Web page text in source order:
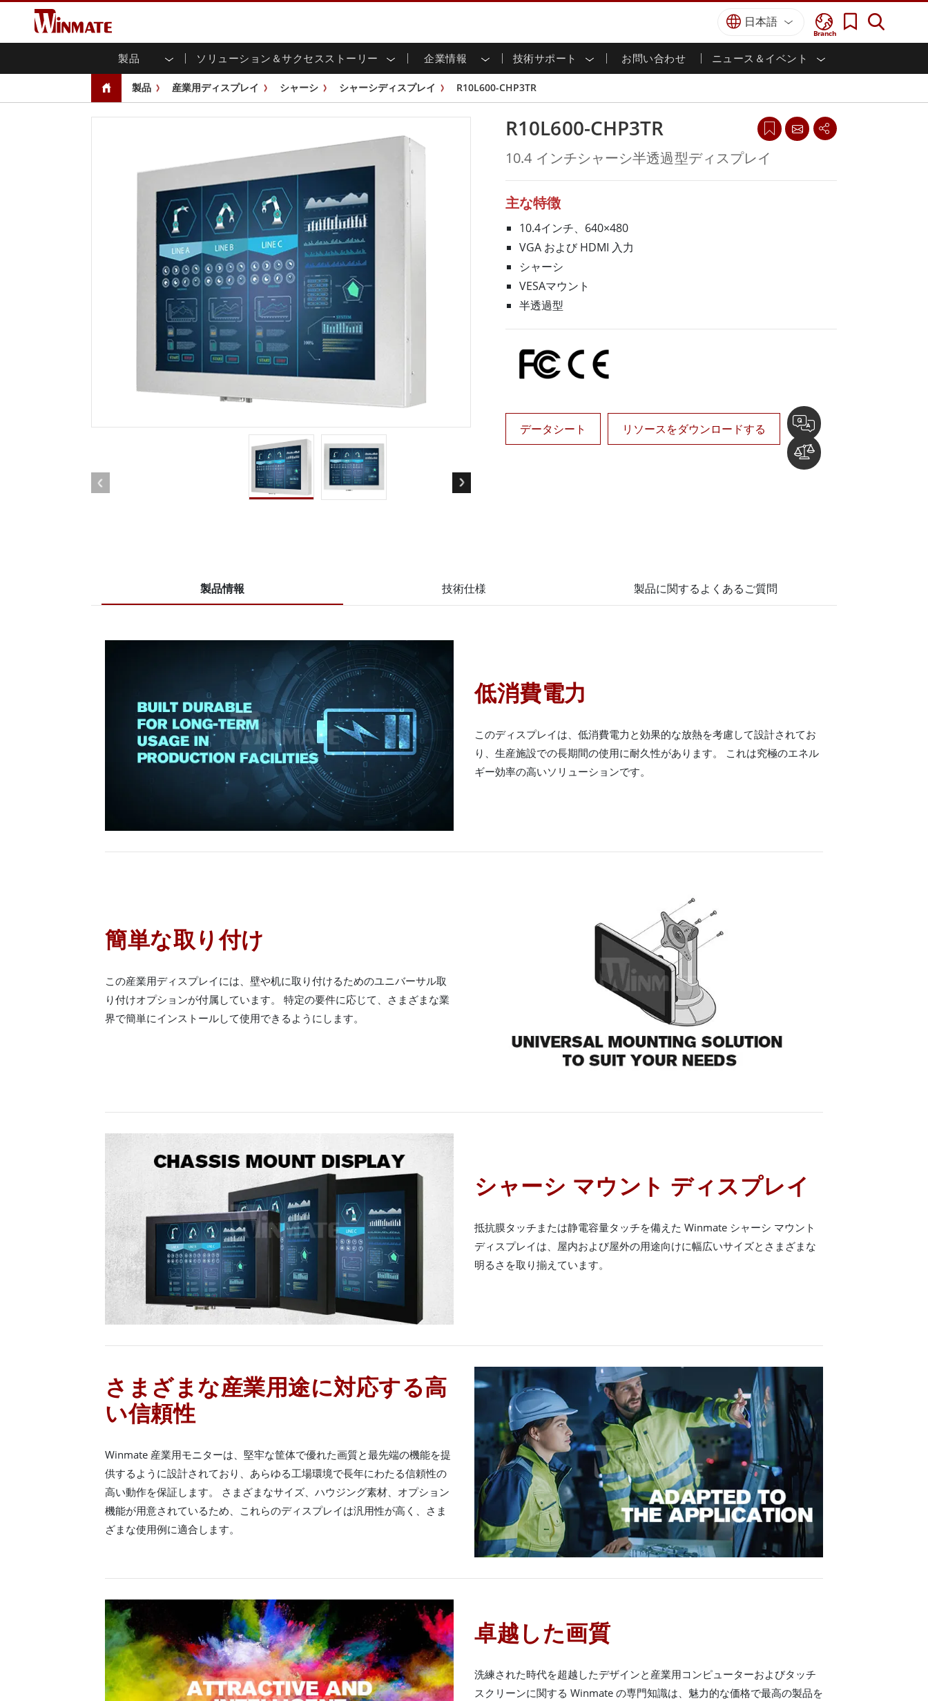
Branch
日本語
製品 ソリューション＆サクセスストーリー 企業情報 技術サポート お問い合わせ ニュース＆イベント
企業モビリティコンピュータ
頑丈なノートパソコン
堅牢タブレットコントローラー
Android堅牢タブレット
エッジAIモビリティ
産業用ディスプレイ
マルチタッチ (P-
シャーシ
フロントIP65
PoEタッチ
USB Type-C
ステンレスシリー
ズ
屋外ディスプレイ
G-WINシリーズ /
リアマウント
ATEXグレード
ラックマウント
産業用パネルPCおよびHMI
HMI (P-CAPタッチ)
産業用パネルPC (P-CAPタッチ)
産業用パネルPC (抵抗膜方式)
ステンレスシリーズ
G-WINシリーズ / IP67設計
ATEXグレード
バータイプパネルPC
防衛頑丈なノートパソコン
防衛超堅牢タブレット
防衛パネルPC
防衛ディスプレイ / NVIS ディスプレイ
防衛サーバー
車載コンピュータ
Windows 車載コンピュータ
Android 車載コンピュータ
車載用タブレット
組み込みコンピューティング
ボックスPC / 防水頑丈なPC IP65
IoTゲートウェイ
ラジオゲートウェイ
ヘルスケアグレード
ヘルスケア堅牢タブレット
ヘルスケアパネルPC
ヘルスケアディスプレイ
More
頑丈なロボットコントローラ
エッジAIモビリティ
石油・ガス、ATEXグレード
ATEXグレード堅牢タブレット
ATEX認定 堅牢型ハンドヘルドコンピュ
ATEX グレード パネル PC
More
AI コンピュータ
エッジ AI モビリティ
エッジ AIパネルPC
堅牢なロボットコントローラ AI対応 エネルギー、化学、ATEX
農業
交通 食品 & 衛生産業
海洋
倉庫 & 物流
防衛
インフラ
インテリジェントロボットシス
テム
再生可能エネルギー
ヘビーデューティー
金属＆鉱業 スマート充電ステーション
会社概要 投資家情報 サステナビリティ
保証 ダウンロードセンター カスタマーサービスセンター
マーケティングポータル
ファイル共有
新製品情報 ニュースレター 製品仕様変更のお知らせ
展示会・イベント
Youtubeチャンネル バーチャル展示会
認証／コンプライアンス
製品 産業用ディスプレイ シャーシ シャーシディスプレイ R10L600-CHP3TR
R10L600-CHP3TR
10.4 インチシャーシ半透過型ディスプレイ
主な特徴
10.4インチ、640×480
VGA および HDMI 入力
シャーシ
VESAマウント
半透過型
データシート リソースをダウンロードする
製品情報 技術仕様 製品に関するよくあるご質問
低消費電力
このディスプレイは、低消費電力と効果的な放熱を考慮して設計されてお
り、生産施設での長期間の使用に耐久性があります。 これは究極のエネル
ギー効率の高いソリューションです。
簡単な取り付け
この産業用ディスプレイには、壁や机に取り付けるためのユニバーサル取
り付けオプションが付属しています。 特定の要件に応じて、さまざまな業
界で簡単にインストールして使用できるようにします。
シャーシ マウント ディスプレイ
抵抗膜タッチまたは静電容量タッチを備えた Winmate シャーシ マウント
ディスプレイは、屋内および屋外の用途向けに幅広いサイズとさまざまな
明るさを取り揃えています。
さまざまな産業用途に対応する高
い信頼性
Winmate 産業用モニターは、堅牢な筐体で優れた画質と最先端の機能を提
供するように設計されており、あらゆる工場環境で長年にわたる信頼性の
高い動作を保証します。 さまざまなサイズ、ハウジング素材、オプション
機能が用意されているため、これらのディスプレイは汎用性が高く、さま
ざまな使用例に適合します。
卓越した画質
洗練された時代を超越したデザインと産業用コンピューターおよびタッチ
スクリーンに関する Winmate の専門知識は、魅力的な価格で最高の製品を